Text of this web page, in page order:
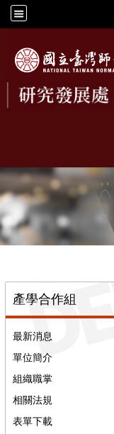
產學合作組
最新消息
單位簡介
組織職掌
相關法規
表單下載